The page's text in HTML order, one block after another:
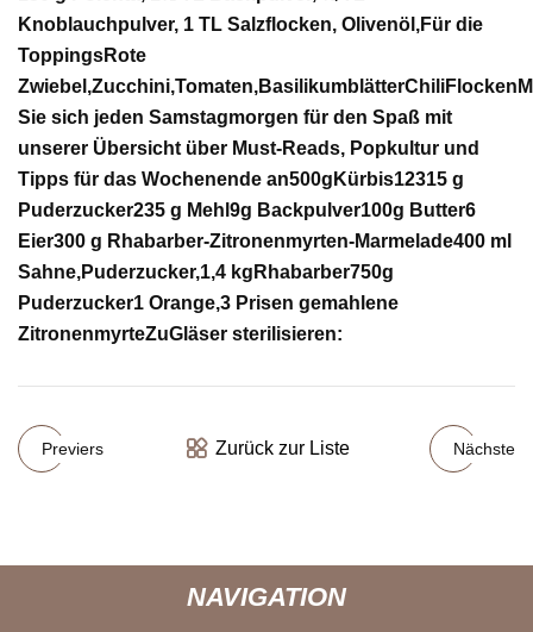
Knoblauchpulver, 1 TL Salzflocken, Olivenöl,Für die
ToppingsRote
Zwiebel,Zucchini,Tomaten,BasilikumblätterChiliFlocken
Sie sich jeden Samstagmorgen für den Spaß mit
unserer Übersicht über Must-Reads, Popkultur und
Tipps für das Wochenende an500g Kürbis12315 g
Puderzucker235 g Mehl 9g Backpulver100g Butter6
Eier300 g Rhabarber-Zitronenmyrten-Marmelade400 ml
Sahne,Puderzucker,1,4 kg Rhabarber750g
Puderzucker1 Orange,3 Prisen gemahlene
ZitronenmyrteZuGläser sterilisieren:
Previers Zurück zur Liste Nächste
NAVIGATION